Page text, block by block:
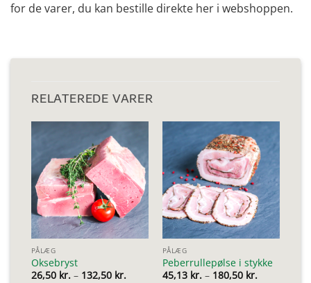
for de varer, du kan bestille direkte her i webshoppen.
RELATEREDE VARER
PÅLÆG
Oksebryst
26,50 kr. – 132,50 kr.Prisinterval:
PÅLÆG
Peberrullepølse i stykke
45,13 kr. – 180,50 kr.